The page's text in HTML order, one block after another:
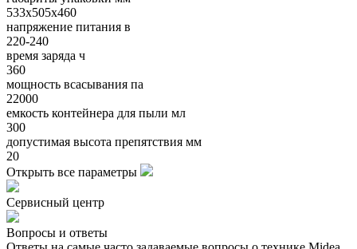
533х505х460
напряжение питания в
220-240
время заряда ч
360
мощность всасывания па
22000
емкость контейнера для пыли мл
300
допустимая высота препятствия мм
20
Открыть все параметры
Сервисный центр
Вопросы и ответы